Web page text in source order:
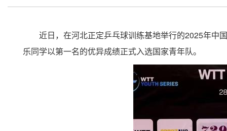
近日，在河北正定乒乓球训练基地举行的2025年中
乐同学以第一名的优异成绩正式入选国家青年队。